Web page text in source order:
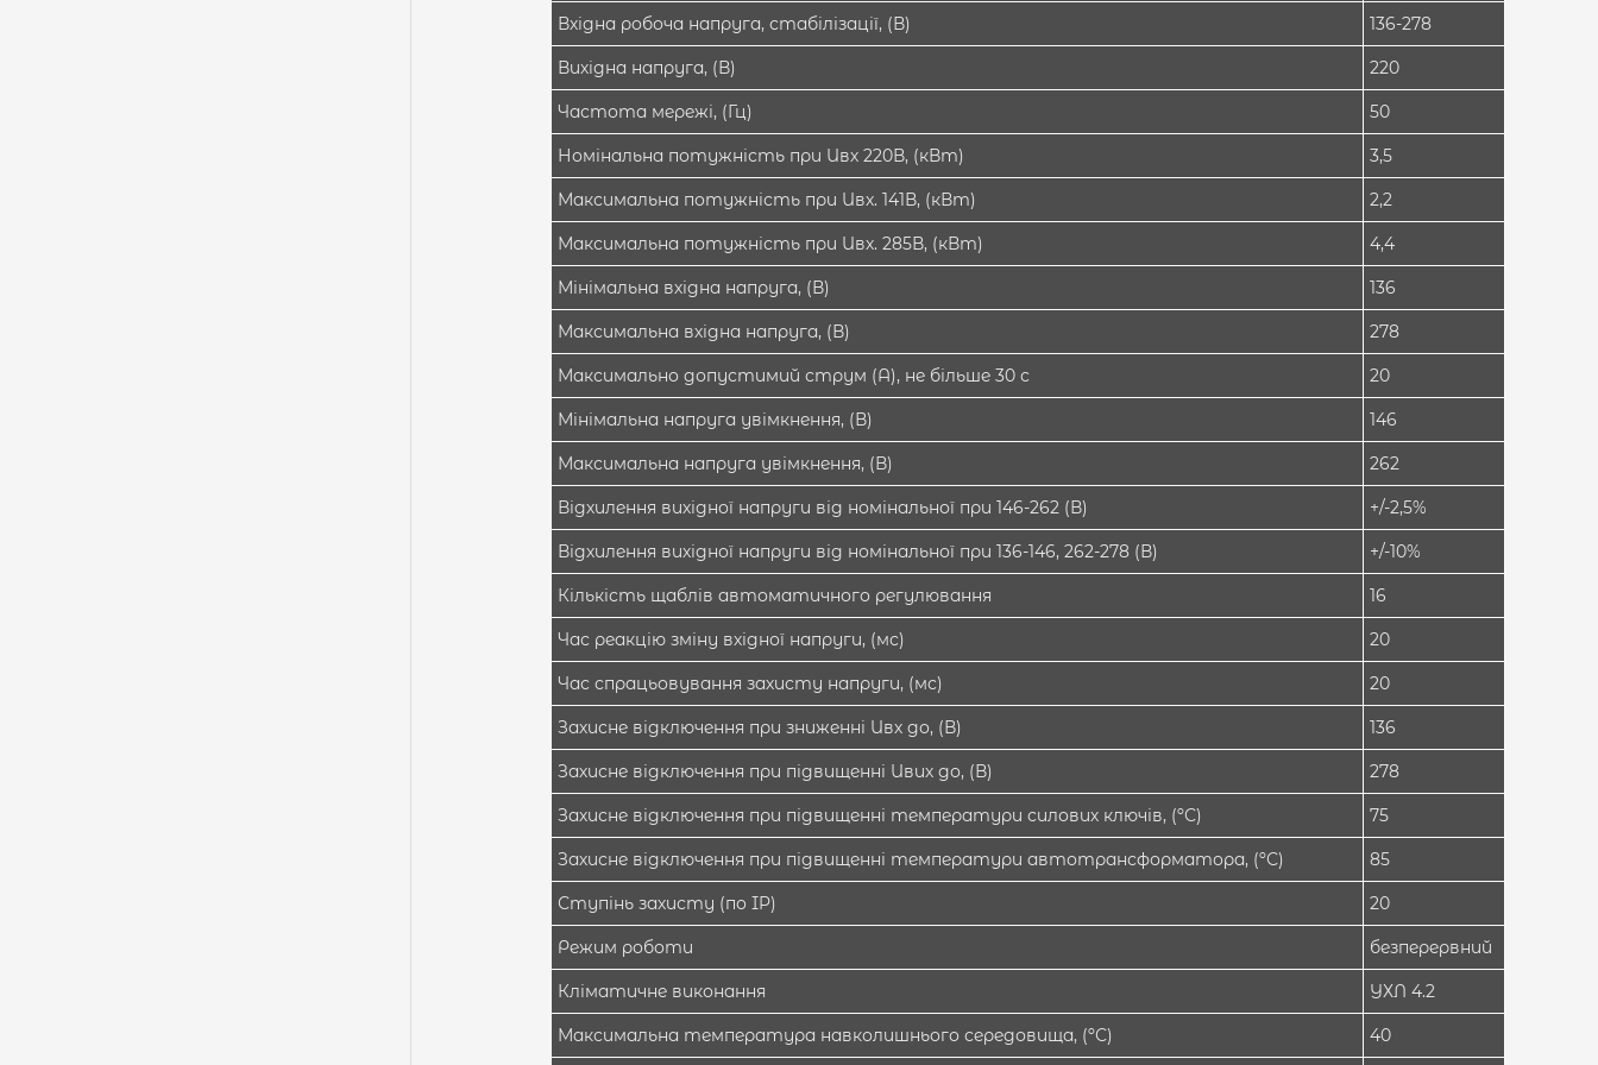
Вхідна робоча напруга, стабілізації, (В) 136-278
Вихідна напруга, (В) 220
Частота мережі, (Гц) 50
Номінальна потужність при Uвх 220В, (кВт) 3,5
Максимальна потужність при Uвх. 141В, (кВт) 2,2
Максимальна потужність при Uвх. 285В, (кВт) 4,4
Мінімальна вхідна напруга, (В) 136
Максимальна вхідна напруга, (В) 278
Максимально допустимий струм (А), не більше 30 с 20
Мінімальна напруга увімкнення, (В) 146
Максимальна напруга увімкнення, (В) 262
Відхилення вихідної напруги від номінальної при 146-262 (В) +/-2,5%
Відхилення вихідної напруги від номінальної при 136-146, 262-278 (В) +/-10%
Кількість щаблів автоматичного регулювання 16
Час реакцію зміну вхідної напруги, (мс) 20
Час спрацьовування захисту напруги, (мс) 20
Захисне відключення при зниженні Uвх до, (В) 136
Захисне відключення при підвищенні Uвих до, (В) 278
Захисне відключення при підвищенні температури силових ключів, (ºС) 75
Захисне відключення при підвищенні температури автотрансформатора, (ºС) 85
Ступінь захисту (по IP) 20
Режим роботи безперервний
Кліматичне виконання УХЛ 4.2
Максимальна температура навколишнього середовища, (ºС) 40